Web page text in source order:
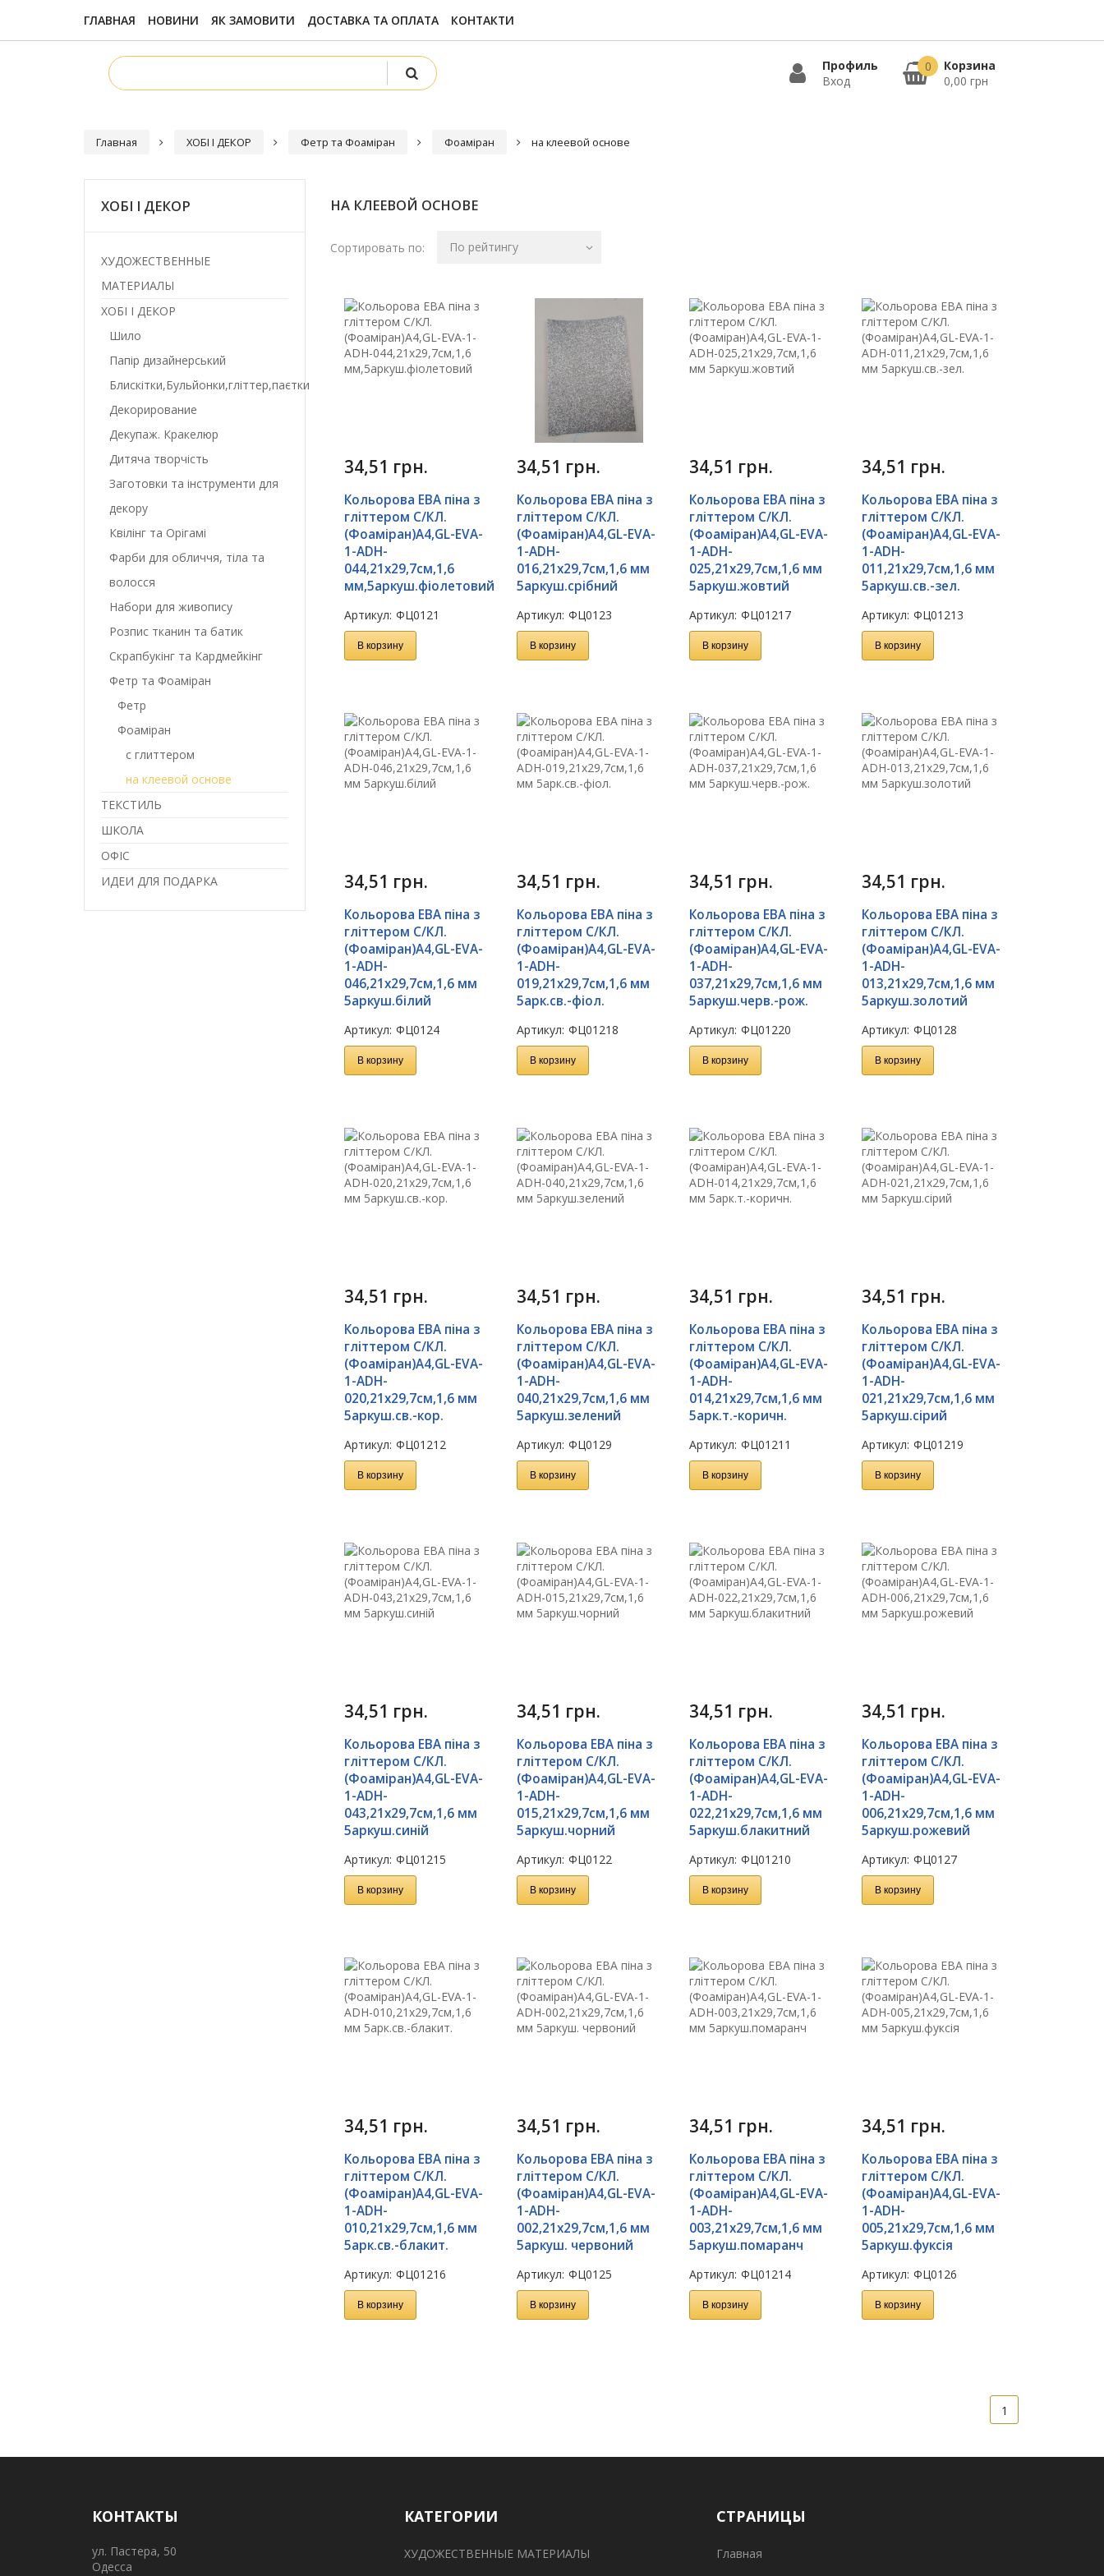
ГЛАВНАЯ НОВИНИ ЯК ЗАМОВИТИ ДОСТАВКА ТА ОПЛАТА КОНТАКТИ
Профиль
Вход
Корзина
0,00 грн
0
Главная ХОБІ І ДЕКОР Фетр та Фоаміран Фоаміран на клеевой основе
ХОБІ І ДЕКОР
ХУДОЖЕСТВЕННЫЕ
МАТЕРИАЛЫ
ХОБІ І ДЕКОР
Шило
Папір дизайнерський
Блискітки,Бульйонки,гліттер,паєтки
Декорирование
Декупаж. Кракелюр
Дитяча творчість
Заготовки та інструменти для
декору
Квілінг та Орігамі
Фарби для обличчя, тіла та
волосся
Набори для живопису
Розпис тканин та батик
Скрапбукінг та Кардмейкінг
Фетр та Фоаміран
Фетр
Фоаміран
с глиттером
на клеевой основе
ТЕКСТИЛЬ
ШКОЛА
ОФІС
ИДЕИ ДЛЯ ПОДАРКА
НА КЛЕЕВОЙ ОСНОВЕ
Сортировать по: По рейтингу
34,51 грн.
Кольорова ЕВА піна з
гліттером С/КЛ.
(Фоаміран)А4,GL-EVA-
1-ADH-
044,21х29,7см,1,6
мм,5аркуш.фіолетовий
Артикул: ФЦ0121
В корзину
34,51 грн.
Кольорова ЕВА піна з
гліттером С/КЛ.
(Фоаміран)А4,GL-EVA-
1-ADH-
016,21х29,7см,1,6 мм
5аркуш.срібний
Артикул: ФЦ0123
В корзину
34,51 грн.
Кольорова ЕВА піна з
гліттером С/КЛ.
(Фоаміран)А4,GL-EVA-
1-ADH-
025,21х29,7см,1,6 мм
5аркуш.жовтий
Артикул: ФЦ01217
В корзину
34,51 грн.
Кольорова ЕВА піна з
гліттером С/КЛ.
(Фоаміран)А4,GL-EVA-
1-ADH-
011,21х29,7см,1,6 мм
5аркуш.св.-зел.
Артикул: ФЦ01213
В корзину
34,51 грн.
Кольорова ЕВА піна з
гліттером С/КЛ.
(Фоаміран)А4,GL-EVA-
1-ADH-
046,21х29,7см,1,6 мм
5аркуш.білий
Артикул: ФЦ0124
В корзину
34,51 грн.
Кольорова ЕВА піна з
гліттером С/КЛ.
(Фоаміран)А4,GL-EVA-
1-ADH-
019,21х29,7см,1,6 мм
5арк.св.-фіол.
Артикул: ФЦ01218
В корзину
34,51 грн.
Кольорова ЕВА піна з
гліттером С/КЛ.
(Фоаміран)А4,GL-EVA-
1-ADH-
037,21х29,7см,1,6 мм
5аркуш.черв.-рож.
Артикул: ФЦ01220
В корзину
34,51 грн.
Кольорова ЕВА піна з
гліттером С/КЛ.
(Фоаміран)А4,GL-EVA-
1-ADH-
013,21х29,7см,1,6 мм
5аркуш.золотий
Артикул: ФЦ0128
В корзину
34,51 грн.
Кольорова ЕВА піна з
гліттером С/КЛ.
(Фоаміран)А4,GL-EVA-
1-ADH-
020,21х29,7см,1,6 мм
5аркуш.св.-кор.
Артикул: ФЦ01212
В корзину
34,51 грн.
Кольорова ЕВА піна з
гліттером С/КЛ.
(Фоаміран)А4,GL-EVA-
1-ADH-
040,21х29,7см,1,6 мм
5аркуш.зелений
Артикул: ФЦ0129
В корзину
34,51 грн.
Кольорова ЕВА піна з
гліттером С/КЛ.
(Фоаміран)А4,GL-EVA-
1-ADH-
014,21х29,7см,1,6 мм
5арк.т.-коричн.
Артикул: ФЦ01211
В корзину
34,51 грн.
Кольорова ЕВА піна з
гліттером С/КЛ.
(Фоаміран)А4,GL-EVA-
1-ADH-
021,21х29,7см,1,6 мм
5аркуш.сірий
Артикул: ФЦ01219
В корзину
34,51 грн.
Кольорова ЕВА піна з
гліттером С/КЛ.
(Фоаміран)А4,GL-EVA-
1-ADH-
043,21х29,7см,1,6 мм
5аркуш.синій
Артикул: ФЦ01215
В корзину
34,51 грн.
Кольорова ЕВА піна з
гліттером С/КЛ.
(Фоаміран)А4,GL-EVA-
1-ADH-
015,21х29,7см,1,6 мм
5аркуш.чорний
Артикул: ФЦ0122
В корзину
34,51 грн.
Кольорова ЕВА піна з
гліттером С/КЛ.
(Фоаміран)А4,GL-EVA-
1-ADH-
022,21х29,7см,1,6 мм
5аркуш.блакитний
Артикул: ФЦ01210
В корзину
34,51 грн.
Кольорова ЕВА піна з
гліттером С/КЛ.
(Фоаміран)А4,GL-EVA-
1-ADH-
006,21х29,7см,1,6 мм
5аркуш.рожевий
Артикул: ФЦ0127
В корзину
34,51 грн.
Кольорова ЕВА піна з
гліттером С/КЛ.
(Фоаміран)А4,GL-EVA-
1-ADH-
010,21х29,7см,1,6 мм
5арк.св.-блакит.
Артикул: ФЦ01216
В корзину
34,51 грн.
Кольорова ЕВА піна з
гліттером С/КЛ.
(Фоаміран)А4,GL-EVA-
1-ADH-
002,21х29,7см,1,6 мм
5аркуш. червоний
Артикул: ФЦ0125
В корзину
34,51 грн.
Кольорова ЕВА піна з
гліттером С/КЛ.
(Фоаміран)А4,GL-EVA-
1-ADH-
003,21х29,7см,1,6 мм
5аркуш.помаранч
Артикул: ФЦ01214
В корзину
34,51 грн.
Кольорова ЕВА піна з
гліттером С/КЛ.
(Фоаміран)А4,GL-EVA-
1-ADH-
005,21х29,7см,1,6 мм
5аркуш.фуксія
Артикул: ФЦ0126
В корзину
1
КОНТАКТЫ
ул. Пастера, 50
Одесса
КАТЕГОРИИ
ХУДОЖЕСТВЕННЫЕ МАТЕРИАЛЫ
СТРАНИЦЫ
Главная